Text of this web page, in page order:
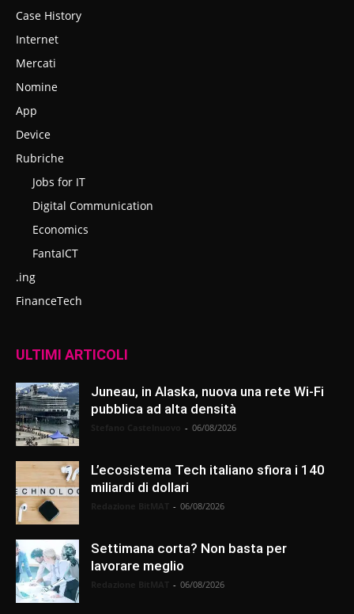
Case History
Internet
Mercati
Nomine
App
Device
Rubriche
Jobs for IT
Digital Communication
Economics
FantaICT
.ing
FinanceTech
ULTIMI ARTICOLI
Juneau, in Alaska, nuova una rete Wi-Fi
pubblica ad alta densità
- 06/08/2026
L’ecosistema Tech italiano sfiora i 140
miliardi di dollari
- 06/08/2026
Settimana corta? Non basta per
lavorare meglio
- 06/08/2026